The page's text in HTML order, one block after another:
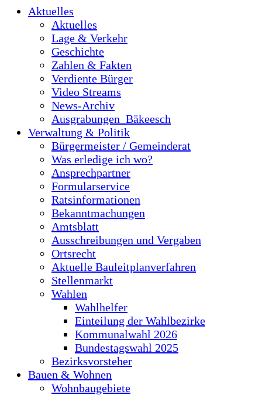
Aktuelles
Aktuelles
Lage & Verkehr
Geschichte
Zahlen & Fakten
Verdiente Bürger
Video Streams
News-Archiv
Ausgrabungen_Bäkeesch
Verwaltung & Politik
Bürgermeister / Gemeinderat
Was erledige ich wo?
Ansprechpartner
Formularservice
Ratsinformationen
Bekanntmachungen
Amtsblatt
Ausschreibungen und Vergaben
Ortsrecht
Aktuelle Bauleitplanverfahren
Stellenmarkt
Wahlen
Wahlhelfer
Einteilung der Wahlbezirke
Kommunalwahl 2026
Bundestagswahl 2025
Bezirksvorsteher
Bauen & Wohnen
Wohnbaugebiete